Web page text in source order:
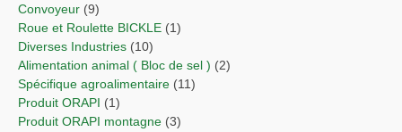
Convoyeur (9)
Roue et Roulette BICKLE (1)
Diverses Industries (10)
Alimentation animal ( Bloc de sel ) (2)
Spécifique agroalimentaire (11)
Produit ORAPI (1)
Produit ORAPI montagne (3)